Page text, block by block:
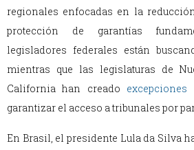
regionales enfocadas en la
protección de garantías
legisladores federales están
mientras que las legislaturas de
California han creado excepciones
garantizar el acceso a tribunales por
En Brasil, el presidente Lula da Silva